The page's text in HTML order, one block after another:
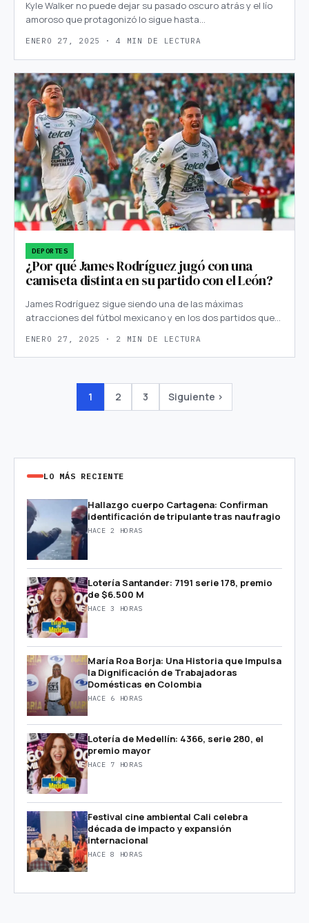
Kyle Walker no puede dejar su pasado oscuro atrás y el lío
amoroso que protagonizó lo sigue hasta…
ENERO 27, 2025 · 4 MIN DE LECTURA
DEPORTES
¿Por qué James Rodríguez jugó con una
camiseta distinta en su partido con el León?
James Rodríguez sigue siendo una de las máximas
atracciones del fútbol mexicano y en los dos partidos que…
ENERO 27, 2025 · 2 MIN DE LECTURA
1 2 3 Siguiente ›
LO MÁS RECIENTE
Hallazgo cuerpo Cartagena: Confirman
identificación de tripulante tras naufragio
HACE 2 HORAS
Lotería Santander: 7191 serie 178, premio
de $6.500 M
HACE 3 HORAS
María Roa Borja: Una Historia que Impulsa
la Dignificación de Trabajadoras
Domésticas en Colombia
HACE 6 HORAS
Lotería de Medellín: 4366, serie 280, el
premio mayor
HACE 7 HORAS
Festival cine ambiental Cali celebra
década de impacto y expansión
internacional
HACE 8 HORAS